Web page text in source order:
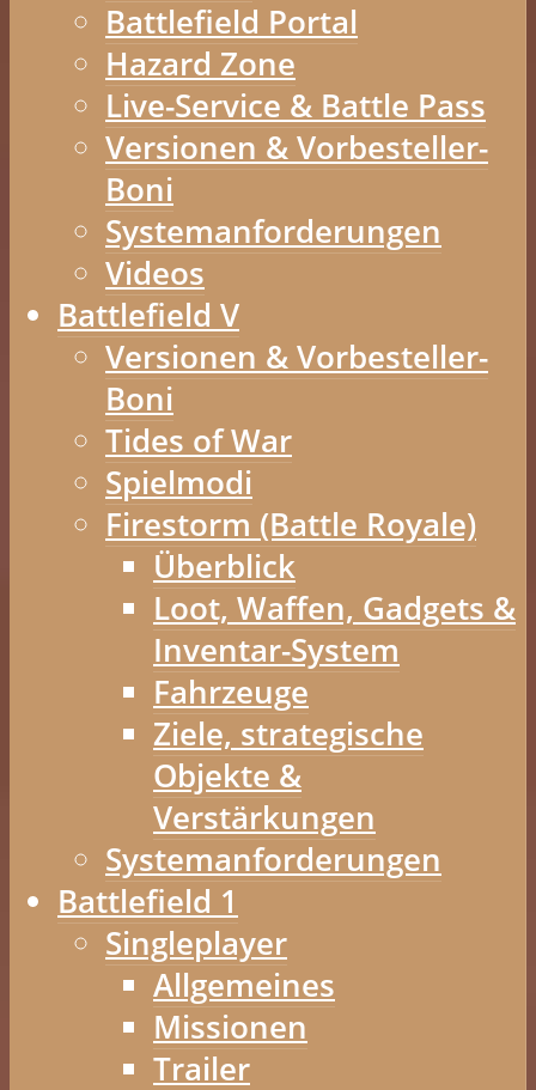
Battlefield Portal
Hazard Zone
Live-Service & Battle Pass
Versionen & Vorbesteller-
Boni
Systemanforderungen
Videos
Battlefield V
Versionen & Vorbesteller-
Boni
Tides of War
Spielmodi
Firestorm (Battle Royale)
Überblick
Loot, Waffen, Gadgets &
Inventar-System
Fahrzeuge
Ziele, strategische
Objekte &
Verstärkungen
Systemanforderungen
Battlefield 1
Singleplayer
Allgemeines
Missionen
Trailer